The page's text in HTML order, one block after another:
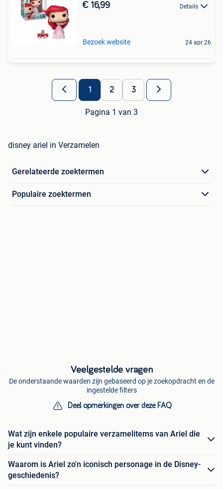
€ 16,99 Details
Bezoek website 24 apr 26
1 2 3
Pagina 1 van 3
disney ariel in Verzamelen
Gerelateerde zoektermen
Populaire zoektermen
Veelgestelde vragen
De onderstaande waarden zijn gebaseerd op je zoekopdracht en de
ingestelde filters
Deel opmerkingen over deze FAQ
Wat zijn enkele populaire verzamelitems van Ariel die
je kunt vinden?
Waarom is Ariel zo'n iconisch personage in de Disney-
geschiedenis?